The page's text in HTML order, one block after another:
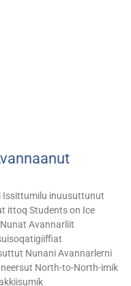
Issittumilu inuusuttunut
ittoq Students on Ice
Avannarliit
Nunani Avannarlerni
North-to-North-imik